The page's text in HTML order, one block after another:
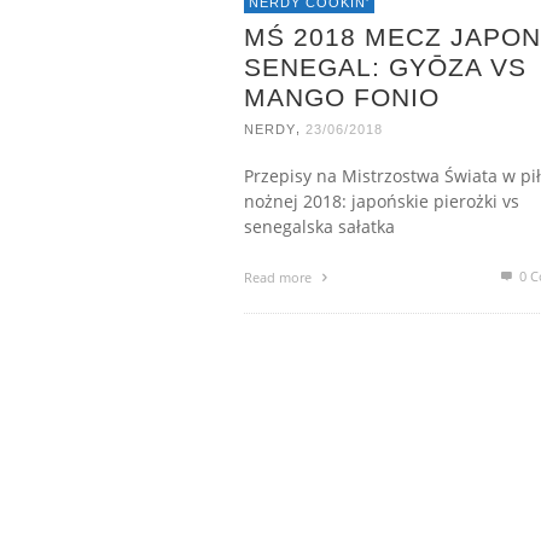
MŚ 2018 MECZ
SENEGAL: GYŌZA VS
MANGO FONIO
NERDY 23/06/2018
Przepisy na Mistrzostwa Świata w
nożnej 2018: japońskie pierożki vs
senegalska sałatka
Read more 0